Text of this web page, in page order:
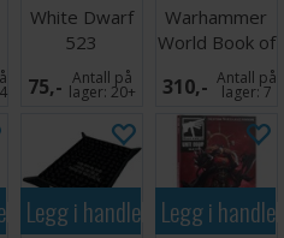
White Dwarf
523
75,- Antall på
lager:20+
Warhammer
World Book of
Dioramas
310,- Antall på
lager:7
Legg i handlekurven
Legg i